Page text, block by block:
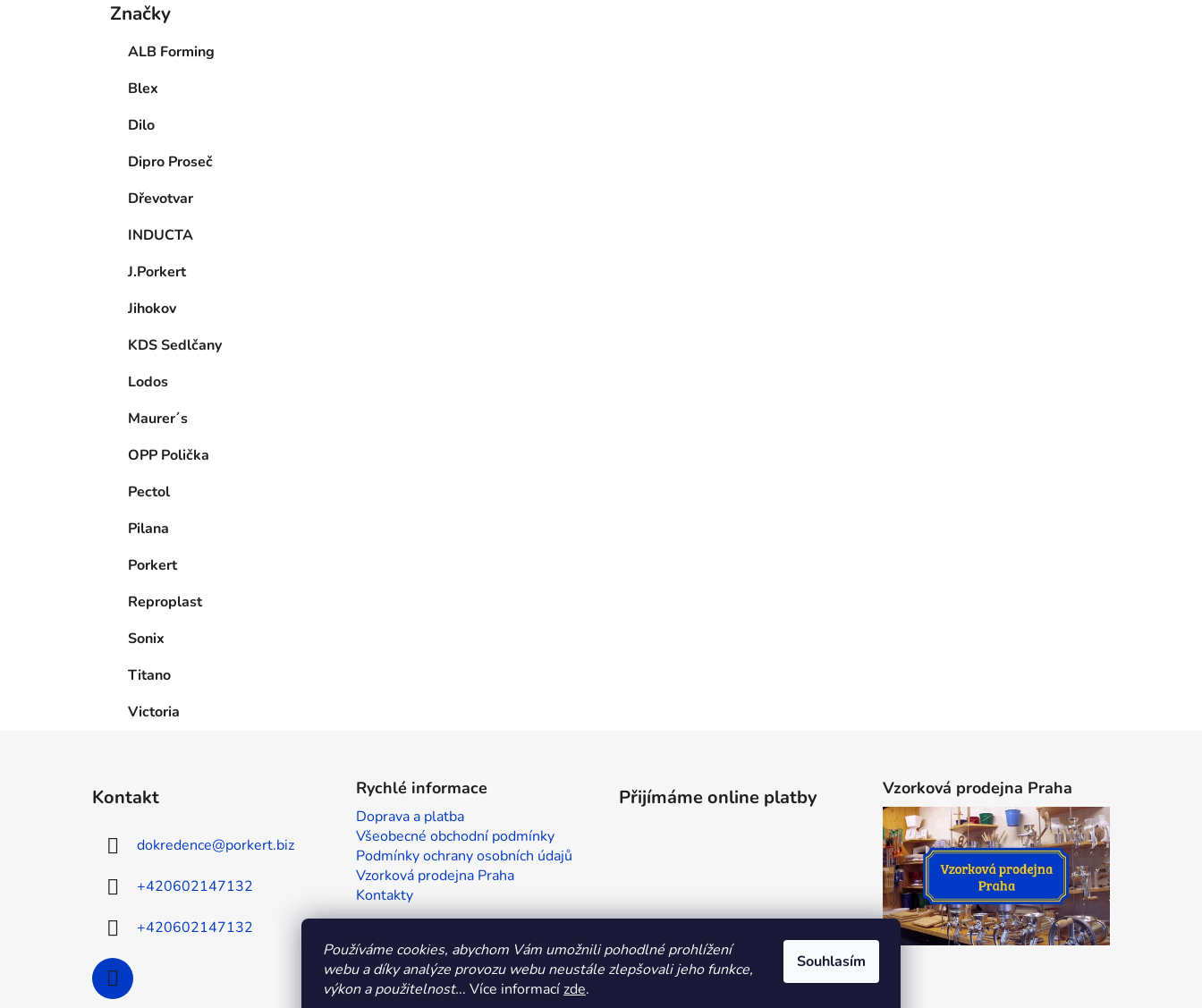
Používáme cookies, abychom Vám umožnili pohodlné prohlížení
webu a díky analýze provozu webu neustále zlepšovali jeho funkce,
výkon a použitelnost... Více informacízde.
Souhlasím
Značky
ALB Forming
Blex
Dilo
Dipro Proseč
Dřevotvar
INDUCTA
J.Porkert
Jihokov
KDS Sedlčany
Lodos
Maurer´s
OPP Polička
Pectol
Pilana
Porkert
Reproplast
Sonix
Titano
Victoria
Kontakt
dokredence@porkert.biz
+420602147132
+420602147132
Rychlé informace
Doprava a platba
Všeobecné obchodní podmínky
Podmínky ochrany osobních údajů
Vzorková prodejna Praha
Kontakty
Přijímáme online platby Vzorková prodejna Praha